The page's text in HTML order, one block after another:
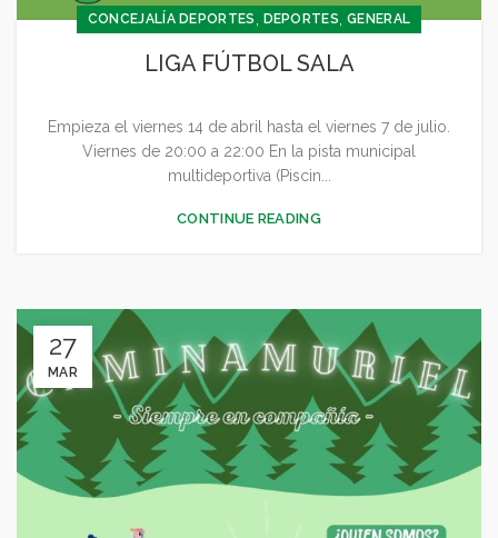
CONCEJALÍA DEPORTES , DEPORTES, GENERAL
LIGA FÚTBOL SALA
Empieza el viernes 14 de abril hasta el viernes 7 de julio.
Viernes de 20:00 a 22:00 En la pista municipal
multideportiva (Piscin...
CONTINUE READING
27
MAR